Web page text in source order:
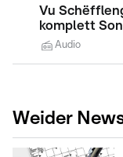
Vu
komplett
Audio
Weider